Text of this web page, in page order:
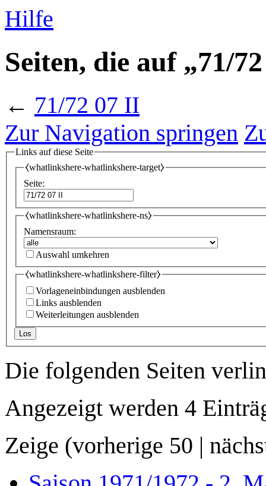
Hilfe
Seiten, die auf „71/
← 71/72 07 II
Zur Navigation springen
Links auf diese Seite
⧼whatlinkshere-whatlinkshere-target⧽
Seite:
⧼whatlinkshere-whatlinkshere-ns⧽
Namensraum:
Auswahl umkehren
⧼whatlinkshere-whatlinkshere-filter⧽
Vorlageneinbindungen ausblenden
Links ausblenden
Weiterleitungen ausblenden
Los
Die folgenden Seiten
Angezeigt werden 4
Zeige (vorherige 50 |